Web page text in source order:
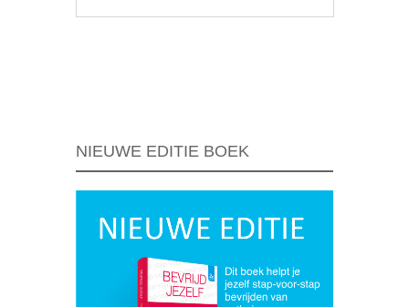
NIEUWE EDITIE BOEK